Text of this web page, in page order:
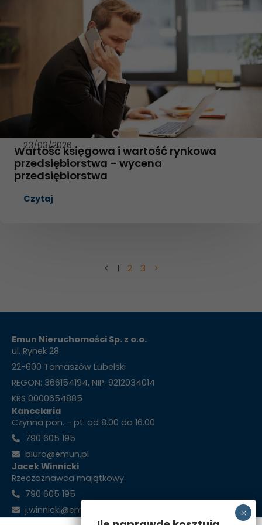
23/03/2026
Wartość księgowa i wartość rynkowa
przedsiębiorstwa – wycena
przedsiębiorstwa
Czytaj
< 1 2 3 >
Emun Nieruchomości Sp. z o.o.
ul. Rynek 28
22-600 Tomaszów Lubelski
REGON: 366154194, NIP: 9212034014
KRS 0000654885
Kancelaria
Czynna pon. - pt. od 8.00 do 16.00
790 605 195
biuro@emun.pl
Jacek Winnicki
Rzeczoznawca majątkowy
790 605 195
j.winnicki@emun.pl